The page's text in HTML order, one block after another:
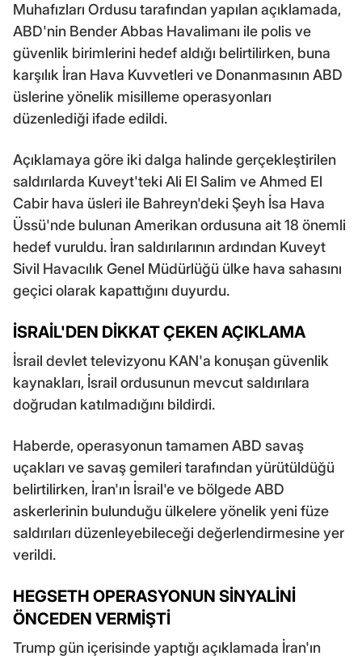
Muhafızları Ordusu tarafından yapılan açıklamada,
ABD'nin Bender Abbas Havalimanı ile polis ve
güvenlik birimlerini hedef aldığı belirtilirken, buna
karşılık İran Hava Kuvvetleri ve Donanmasının ABD
üslerine yönelik misilleme operasyonları
düzenlediği ifade edildi.
Açıklamaya göre iki dalga halinde gerçekleştirilen
saldırılarda Kuveyt'teki Ali El Salim ve Ahmed El
Cabir hava üsleri ile Bahreyn'deki Şeyh İsa Hava
Üssü'nde bulunan Amerikan ordusuna ait 18 önemli
hedef vuruldu. İran saldırılarının ardından Kuveyt
Sivil Havacılık Genel Müdürlüğü ülke hava sahasını
geçici olarak kapattığını duyurdu.
İSRAİL'DEN DİKKAT ÇEKEN AÇIKLAMA
İsrail devlet televizyonu KAN'a konuşan güvenlik
kaynakları, İsrail ordusunun mevcut saldırılara
doğrudan katılmadığını bildirdi.
Haberde, operasyonun tamamen ABD savaş
uçakları ve savaş gemileri tarafından yürütüldüğü
belirtilirken, İran'ın İsrail'e ve bölgede ABD
askerlerinin bulunduğu ülkelere yönelik yeni füze
saldırıları düzenleyebileceği değerlendirmesine yer
verildi.
HEGSETH OPERASYONUN SİNYALİNİ
ÖNCEDEN VERMİŞTİ
Trump gün içerisinde yaptığı açıklamada İran'ın